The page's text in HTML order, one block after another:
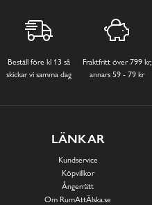
Beställ före kl 13 så
skickar vi samma dag
Fraktfritt över 799 kr,
annars 59 - 79 kr
LÄNKAR
Kundservice
Köpvillkor
Ångerrätt
Om RumAttÄlska.se